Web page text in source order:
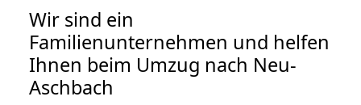
Wir sind ein
Familienunternehmen und helfen
Ihnen beim Umzug nach Neu-
Aschbach